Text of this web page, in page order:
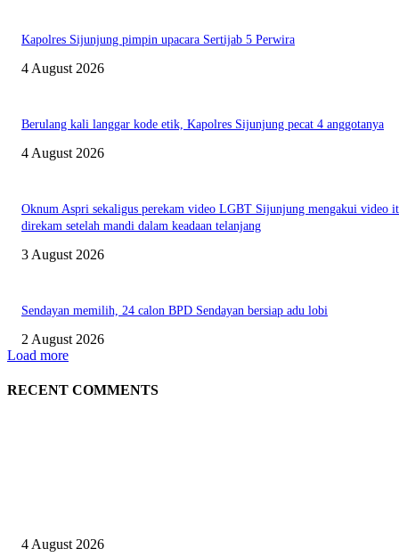
Kapolres Sijunjung pimpin upacara Sertijab 5 Perwira
4 August 2026
Berulang kali langgar kode etik, Kapolres Sijunjung pecat 4 anggotanya
4 August 2026
Oknum Aspri sekaligus perekam video LGBT Sijunjung mengakui video
direkam setelah mandi dalam keadaan telanjang
3 August 2026
Sendayan memilih, 24 calon BPD Sendayan bersiap adu lobi
2 August 2026
Load more
RECENT COMMENTS
4 August 2026